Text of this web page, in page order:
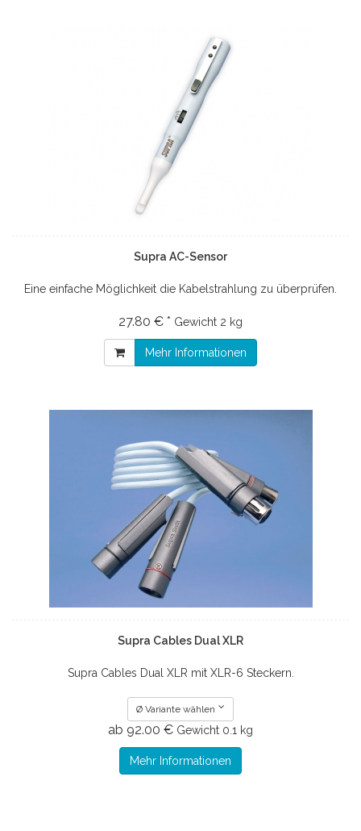
Supra AC-Sensor
Eine einfache Möglichkeit die Kabelstrahlung zu überprüfen.
27.80 € * Gewicht 2 kg
Mehr Informationen
Supra Cables Dual XLR
Supra Cables Dual XLR mit XLR-6 Steckern.
Ø Variante wählen
ab 92.00 € Gewicht 0.1 kg
Mehr Informationen